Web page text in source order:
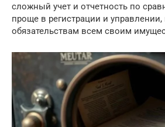
сложный учет и отчетность по
проще в регистрации и управлении,
обязательствам всем своим